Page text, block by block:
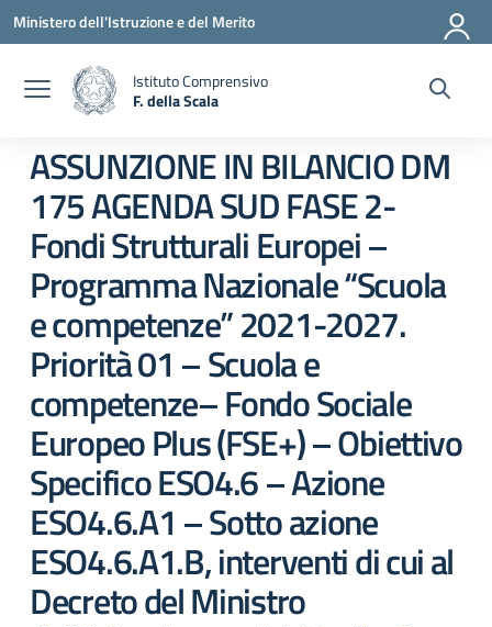
Vai ai contenuti
Vai al menu di navigazione
Vai al footer
Ministero dell'Istruzione e del Merito
Istituto Comprensivo
F. della Scala
ASSUNZIONE IN BILANCIO DM
175 AGENDA SUD FASE 2-
Fondi Strutturali Europei –
Programma Nazionale “Scuola
e competenze” 2021-2027.
Priorità 01 – Scuola e
competenze– Fondo Sociale
Europeo Plus (FSE+) – Obiettivo
Specifico ESO4.6 – Azione
ESO4.6.A1 – Sotto azione
ESO4.6.A1.B, interventi di cui al
Decreto del Ministro